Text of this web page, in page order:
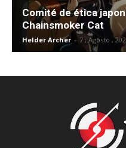
Comité de ética
Chainsmoker Cat
Helder Archer - 7 , Agosto ,